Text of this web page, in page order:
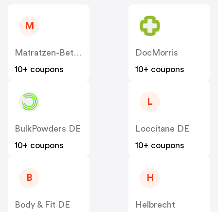
M
Matratzen-Betten
10+ coupons
DocMorris
10+ coupons
BulkPowders DE
10+ coupons
L
Loccitane DE
10+ coupons
B
Body & Fit DE
H
Helbrecht